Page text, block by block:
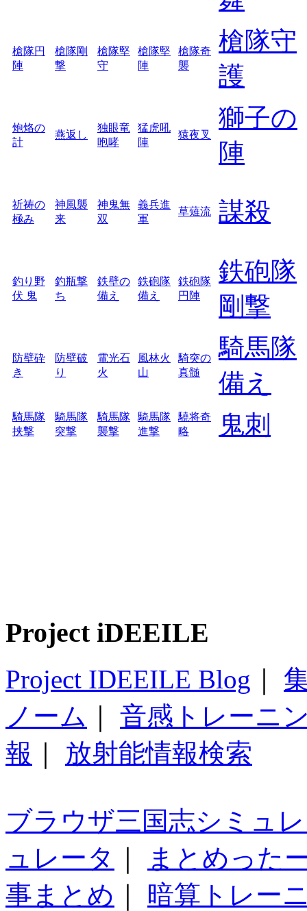
槍隊円
陣
槍隊剛
撃
槍隊堅
守
槍隊堅
陣
槍隊奇
襲
槍隊守
護
炮烙の
計
燕返し
独眼竜
咆哮
猛虎吼
陣
猿夜叉
獅子の
陣
祈祷の
極み
神風襲
来
神鬼無
双
義兵進
軍
草薙流 謀殺
釣り野
伏 鬼
釣瓶撃
ち
鉄壁の
備え
鉄砲隊
備え
鉄砲隊
円陣
鉄砲隊
剛撃
防壁砕
き
防壁破
り
電光石
火
風林火
山
騎突の
真髄
騎馬隊
備え
騎馬隊
挟撃
騎馬隊
突撃
騎馬隊
襲撃
騎馬隊
進撃
驍将奇
略
鬼刺
Project iDEEILE
Project IDEEILE Blog
ノーム
音感トレーニ
報
放射能情報検索
ブラウザ三国志シミュ
ュレータ
まとめった
事まとめ
暗算トレー